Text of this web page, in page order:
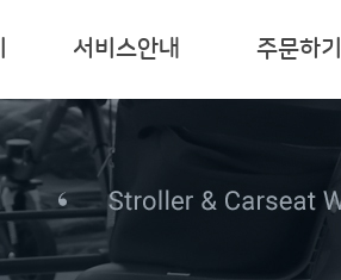
서비스안내 주문하기